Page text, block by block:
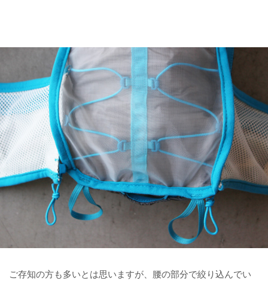
ご存知の方も多いとは思いますが、腰の部分で絞り込んでい